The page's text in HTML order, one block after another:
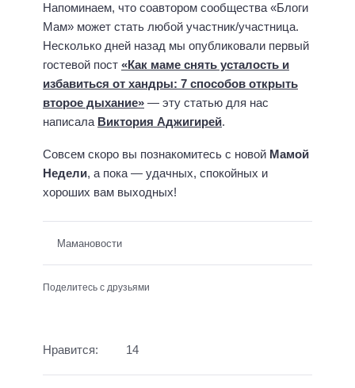
Напоминаем, что соавтором сообщества «Блоги
Мам» может стать любой участник/участница.
Несколько дней назад мы опубликовали первый
гостевой пост «Как маме снять усталость и
избавиться от хандры: 7 способов открыть
второе дыхание» — эту статью для нас
написала Виктория Аджигирей.
Совсем скоро вы познакомитесь с новой Мамой
Недели, а пока — удачных, спокойных и
хороших вам выходных!
Мамановости
Поделитесь с друзьями
Нравится: 14